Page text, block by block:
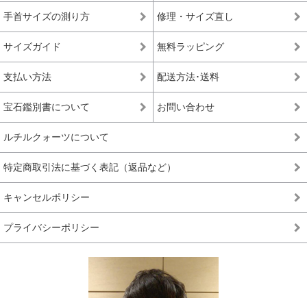
きましては、品質データが充分に収集できていないこともあり、ゴールドル
チルクォーツと同じ基準値で品質を測ることが難しく、高品質以上の品質階
級を基本的に定めておりません。
高級、最高品質、高品質の中の最上位(ハイエンド)を総称して使われます。
手首サイズの測り方 修理・サイズ直し
サイズガイド 無料ラッピング
支払い方法 配送方法･送料
宝石鑑別書について お問い合わせ
ルチルクォーツについて
特定商取引法に基づく表記（返品など）
キャンセルポリシー
プライバシーポリシー